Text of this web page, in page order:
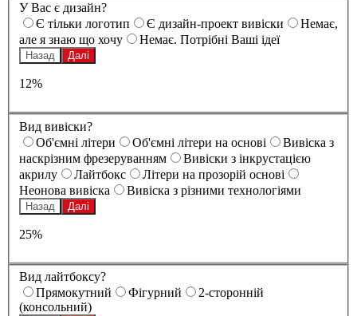
У Вас є дизайн?
Є тільки логотип
Є дизайн-проект вивіски
Немає,
але я знаю що хочу
Немає. Потрібні Ваші ідеї
Назад Далі
12%
Вид вивіски?
Oб'ємні літери
Oб'ємні літери на основі
Вивіска з
наскрізним фрезеруванням
Вивіски з інкрустацією
акрилу
Лайтбокс
Літери на прозорій основі
Неонова вивіска
Вивіска з різними технологіями
Назад Далі
25%
Вид лайтбоксу?
Прямокутний
Фігурний
2-сторонній
(консольний)